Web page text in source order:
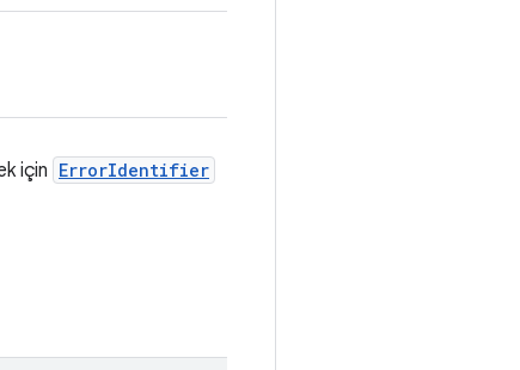
için ErrorIdentifier